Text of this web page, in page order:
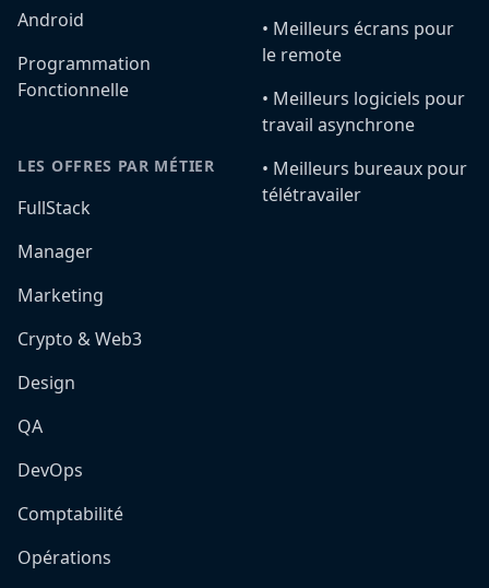
Android
Programmation
Fonctionnelle
LES OFFRES PAR MÉTIER
FullStack
Manager
Marketing
Crypto & Web3
Design
QA
DevOps
Comptabilité
Opérations
•️ Meilleurs écrans pour
le remote
•️ Meilleurs logiciels pour
travail asynchrone
•️ Meilleurs bureaux pour
télétravailer